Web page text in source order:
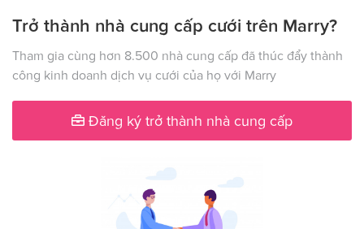
Dịch vụ cưới tại Hà Nội Dịch vụ cưới tại Đăk Nông
Dịch vụ cưới tại Điện Biên Dịch vụ cưới tại Đồng Nai
Dịch vụ cưới tại Đồng Tháp Dịch vụ cưới tại Gia Lai
Dịch vụ cưới tại Hà Giang Dịch vụ cưới tại Hà Nam
Dịch vụ cưới tại Hà Tây Dịch vụ cưới tại Hà Tĩnh
Dịch vụ cưới tại Hậu Giang Dịch vụ cưới tại Hòa Bình
Trở thành nhà cung cấp cưới trên Marry?
Tham gia cùng hơn 8.500 nhà cung cấp đã thúc đẩy thành
công kinh doanh dịch vụ cưới của họ với Marry
Đăng ký trở thành nhà cung cấp